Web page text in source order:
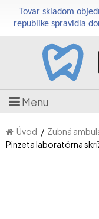
Tovar skladom
republike spravidla
Menu
Úvod Zubná
Pinzeta laboratórna